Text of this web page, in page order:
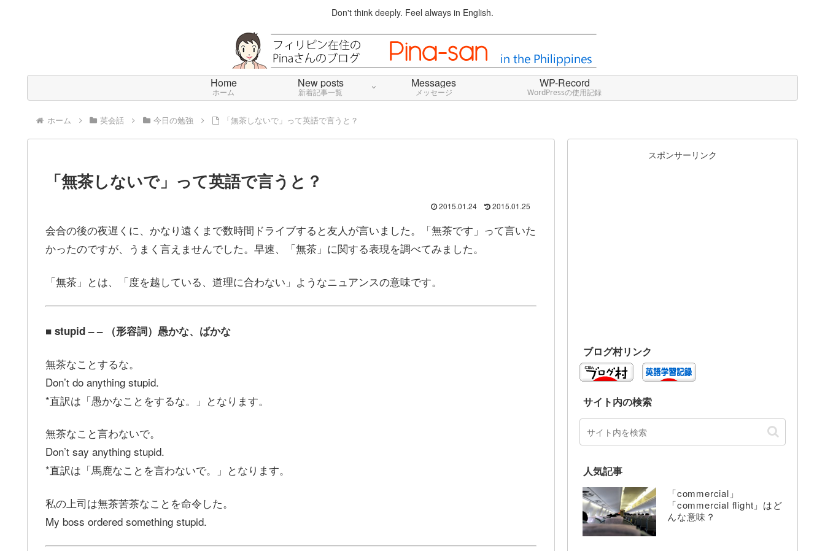
Don't think deeply. Feel always in English.
Home
ホーム
New posts
新着記事一覧
Messages
メッセージ
WP-Record
WordPressの使用記録
ホーム 英会話 今日の勉強 「無茶しないで」って英語で言うと？
「無茶しないで」って英語で言うと？
2015.01.24 2015.01.25
会合の後の夜遅くに、かなり遠くまで数時間ドライブすると友人が言いました。「無茶です」って言いた
かったのですが、うまく言えませんでした。早速、「無茶」に関する表現を調べてみました。
「無茶」とは、「度を越している、道理に合わない」ようなニュアンスの意味です。
■ stupid – – （形容詞）愚かな、ばかな
無茶なことするな。
Don’t do anything stupid.
*直訳は「愚かなことをするな。」となります。
無茶なこと言わないで。
Don’t say anything stupid.
*直訳は「馬鹿なことを言わないで。」となります。
私の上司は無茶苦茶なことを命令した。
My boss ordered something stupid.
スポンサーリンク
ブログ村リンク
サイト内の検索
人気記事
「commercial」
「commercial flight」はど
んな意味？